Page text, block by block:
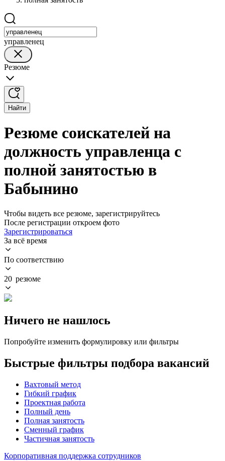
управленец
Резюме
Найти
Резюме соискателей на
должность управленца с
полной занятостью в
Бабынино
Чтобы видеть все резюме, зарегистрируйтесь
После регистрации откроем фото
Зарегистрироваться
За всё время
По соответствию
20 резюме
Ничего не нашлось
Попробуйте изменить формулировку или фильтры
Быстрые фильтры подбора вакансий
Вахтовый метод
Гибкий график
Проектная работа
Полный день
Полная занятость
Сменный график
Частичная занятость
Корпоративная поддержка сотрудников